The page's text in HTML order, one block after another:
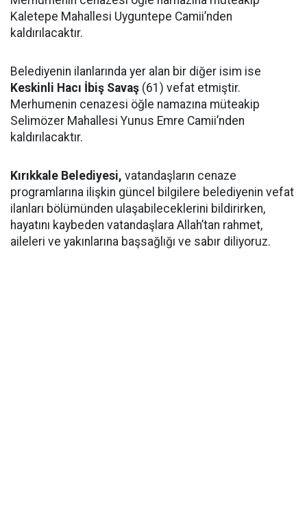
Kaletepe Mahallesi Uyguntepe Camii’nden
kaldırılacaktır.
Belediyenin ilanlarında yer alan bir diğer isim ise
Keskinli Hacı İbiş Savaş (61) vefat etmiştir.
Merhumenin cenazesi öğle namazına müteakip
Selimözer Mahallesi Yunus Emre Camii’nden
kaldırılacaktır.
Kırıkkale Belediyesi, vatandaşların cenaze
programlarına ilişkin güncel bilgilere belediyenin vefat
ilanları bölümünden ulaşabileceklerini bildirirken,
hayatını kaybeden vatandaşlara Allah’tan rahmet,
aileleri ve yakınlarına başsağlığı ve sabır diliyoruz.